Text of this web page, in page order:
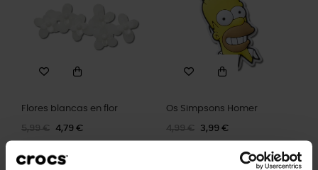
Flores blancas en flor
5,99 € 4,79 €
Os Simpsons Homer
4,99 € 3,99 €